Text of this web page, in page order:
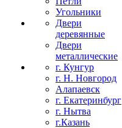
Угольники
Двери
деревянные
Двери
металлические
г. Кунгур
г. Н. Новгород
Алапаевск
г. Екатеринбург
г. Нытва
г.Казань